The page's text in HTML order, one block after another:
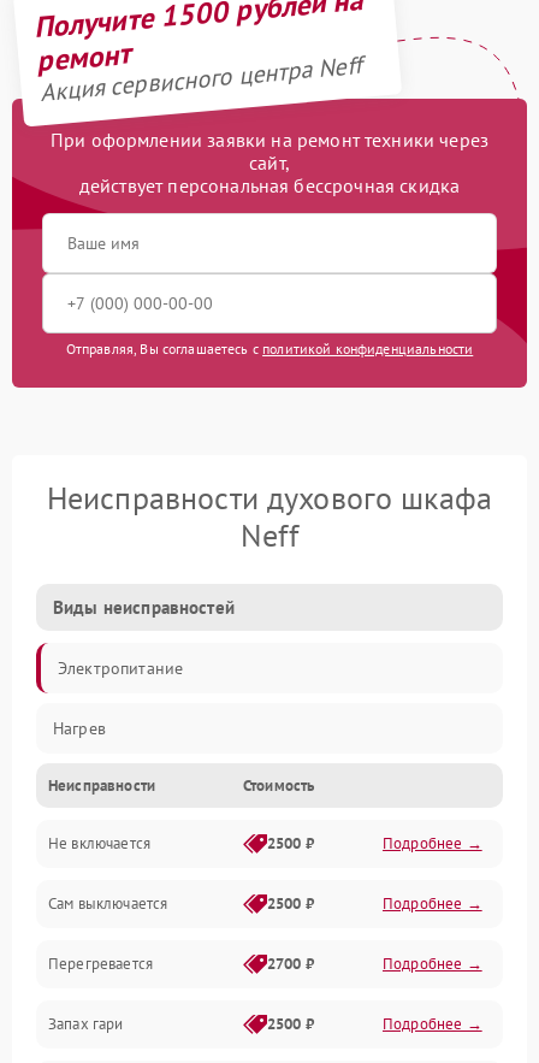
ремонт
Акция сервисного центра Neff
При оформлении заявки на ремонт техники через
сайт,
действует персональная бессрочная скидка
Отправляя, Вы соглашаетесь с политикой конфиденциальности
Неисправности духового шкафа
Neff
Виды неисправностей
Электропитание
Нагрев
Неисправности Стоимость
Не включается 2500 ₽ Подробнее →
Сам выключается 2500 ₽ Подробнее →
Перегревается 2700 ₽ Подробнее →
Запах гари 2500 ₽ Подробнее →